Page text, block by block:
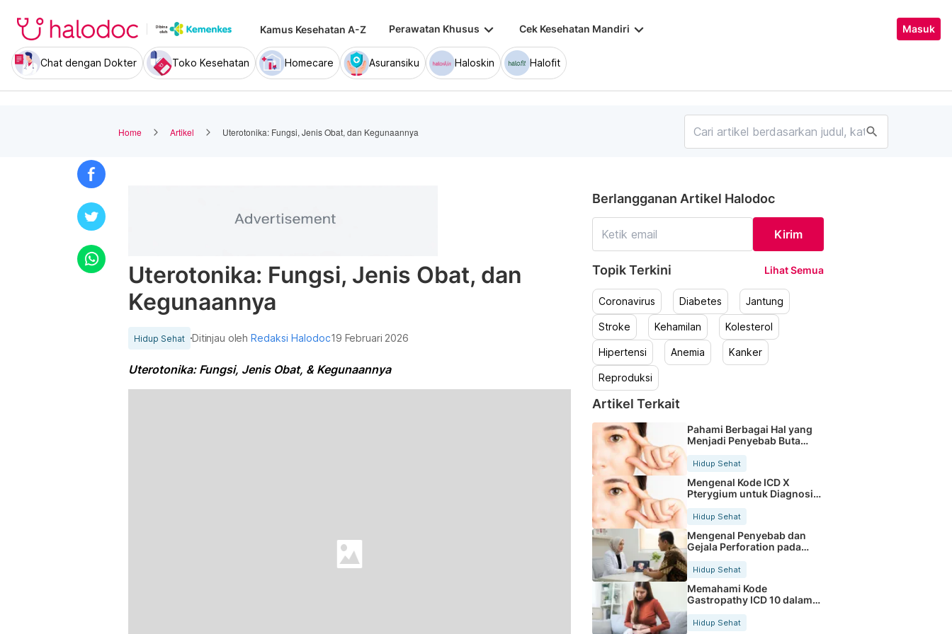
Kamus Kesehatan A-Z Perawatan Khusus keyboard_arrow_down Cek Kesehatan Mandiri keyboard_arrow_down Masuk
Chat dengan Dokter Toko Kesehatan Homecare Asuransiku Haloskin Halofit
Home Artikel Uterotonika: Fungsi, Jenis Obat, dan Kegunaannya search
Uterotonika: Fungsi, Jenis Obat, dan
Kegunaannya
Hidup Sehat Ditinjau olehRedaksi Halodoc19 Februari 2026
Uterotonika: Fungsi, Jenis Obat, & Kegunaannya
Berlangganan Artikel Halodoc
Kirim
Topik Terkini Lihat Semua
Coronavirus Diabetes Jantung
Stroke Kehamilan Kolesterol
Hipertensi Anemia Kanker
Reproduksi
Artikel Terkait
Pahami Berbagai Hal yang
Menjadi Penyebab Buta
Hidup Sehat
Mengenal Kode ICD X
Pterygium untuk Diagnosis
Hidup Sehat
Mengenal Penyebab dan
Gejala Perforation pada
Tubuh
Hidup Sehat
Memahami Kode
Gastropathy ICD 10 dalam
Rekam Medis Pasien
Hidup Sehat